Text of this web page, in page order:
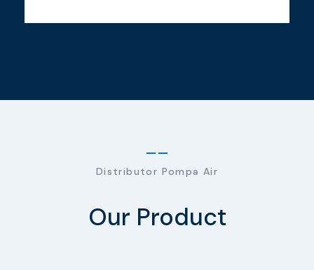
Distributor Pompa Air
Our Product